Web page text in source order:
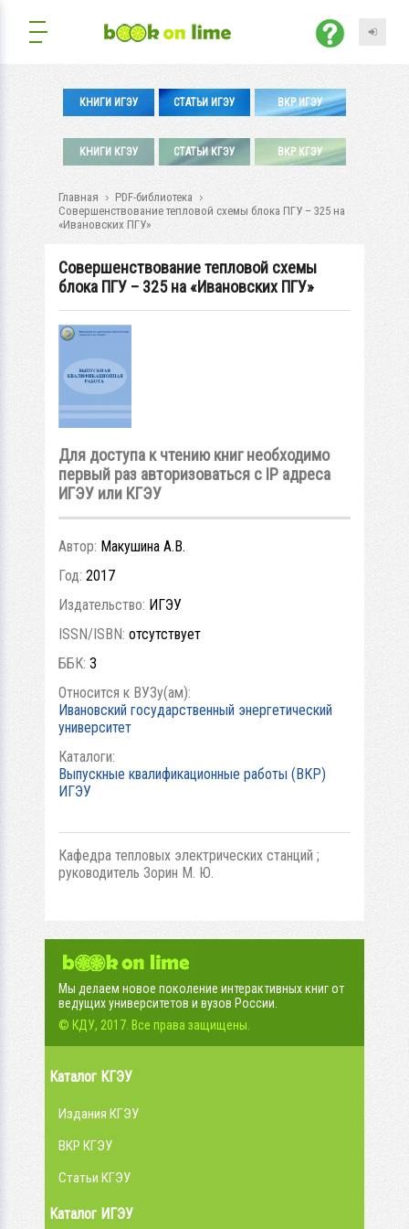
КНИГИ ИГЭУ СТАТЬИ ИГЭУ ВКР ИГЭУ
КНИГИ КГЭУ СТАТЬИ КГЭУ ВКР КГЭУ
Главная
PDF-библиотека
Совершенствование тепловой схемы блока ПГУ – 325 на
«Ивановских ПГУ»
Совершенствование тепловой схемы
блока ПГУ – 325 на «Ивановских ПГУ»
Для доступа к чтению книг необходимо
первый раз авторизоваться с IP адреса
ИГЭУ или КГЭУ
Автор: Макушина А.В.
Год: 2017
Издательство: ИГЭУ
ISSN/ISBN: отсутствует
ББК: 3
Относится к ВУЗу(ам):
Ивановский государственный энергетический
университет
Каталоги:
Выпускные квалификационные работы (ВКР)
ИГЭУ
Кафедра тепловых электрических станций ;
руководитель Зорин М. Ю.
Мы делаем новое поколение интерактивных книг от
ведущих университетов и вузов России.
© КДУ, 2017. Все права защищены.
Каталог КГЭУ
Издания КГЭУ
ВКР КГЭУ
Статьи КГЭУ
Каталог ИГЭУ